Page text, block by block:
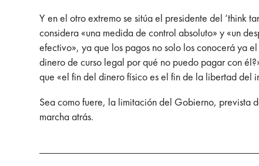
Y en el otro extremo se sitúa el presidente del ‘think
considera «una medida de control absoluto» y «un
efectivo», ya que los pagos no solo los conocerá ya
dinero de curso legal por qué no puedo pagar con
que «el fin del dinero físico es el fin de la libertad del
Sea como fuere, la limitación del Gobierno, prevista
marcha atrás.